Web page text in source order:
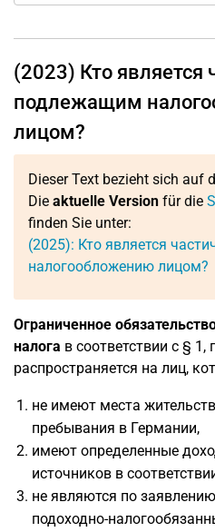
(2023) Кто является
подлежащим
лицом?
Dieser Text bezieht sich auf
Die aktuelle Version für die
finden Sie unter:
(2025): Кто является
налогообложению лицом?
Ограниченное
налога в соответствии с § 1,
распространяется на лиц,
не имеют места
пребывания в Германии,
имеют определенные
источников в
не являются по
подоходно-